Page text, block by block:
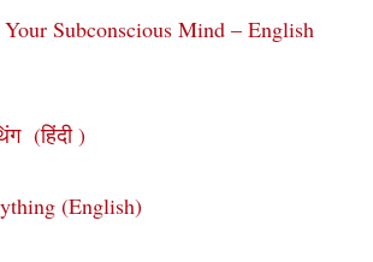
Subconscious Mind – English
(हिंदी )
(English)